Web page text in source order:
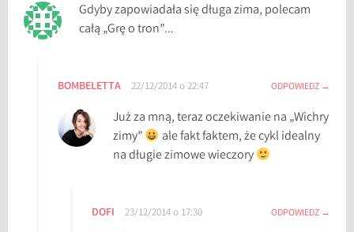
Gdyby zapowiadała się długa zima, polecam
całą „Grę o tron”…
BOMBELETTA 22/12/2014 o 22:47 ODPOWIEDZ
Już za mną, teraz oczekiwanie na „Wichry
zimy”
ale fakt faktem, że cykl idealny
na długie zimowe wieczory
DOFI 23/12/2014 o 17:30 ODPOWIEDZ